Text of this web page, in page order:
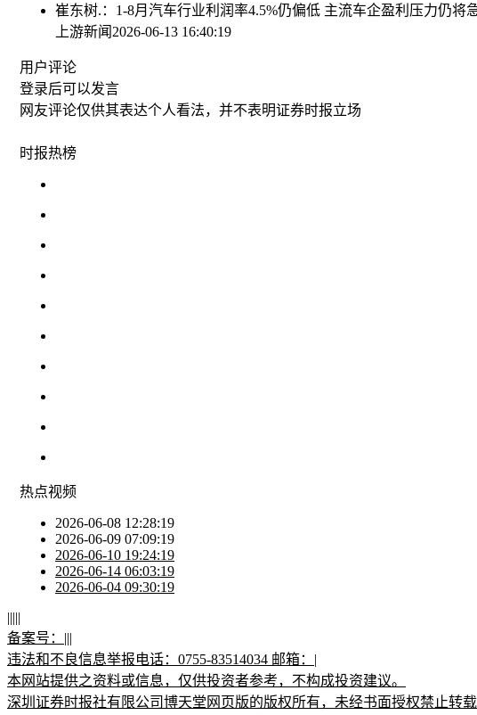
崔东树.：1-8月汽车行业利润率4.5%仍偏低 主流车企盈利压力仍将
上游新闻 2026-06-13 16:40:19
用户评论
登录后可以发言
网友评论仅供其表达个人看法，并不表明证券时报立场
时报热榜
热点视频
2026-06-08 12:28:19
2026-06-09 07:09:19
2026-06-10 19:24:19
2026-06-14 06:03:19
2026-06-04 09:30:19
|||||
备案号： |||
违法和不良信息举报电话：0755-83514034 邮箱： |
本网站提供之资料或信息，仅供投资者参考，不构成投资建议。
深圳证券时报社有限公司博天堂网页版的版权所有，未经书面授权禁止转